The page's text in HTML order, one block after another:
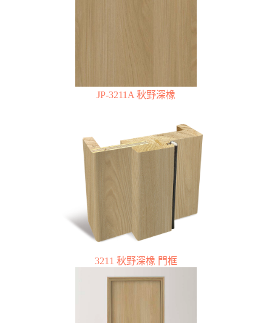
JP-3211A 秋野深橡
3211 秋野深橡 門框